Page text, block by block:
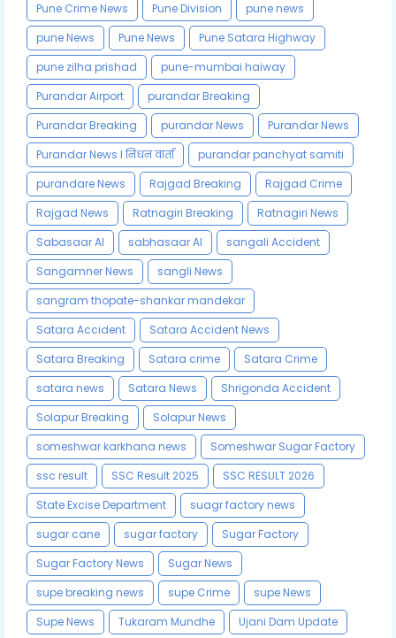
Pune Crime News
Pune Division
pune news
pune News
Pune News
Pune Satara Highway
pune zilha prishad
pune-mumbai haiway
Purandar Airport
purandar Breaking
Purandar Breaking
purandar News
Purandar News
Purandar News l निधन वार्ता
purandar panchyat samiti
purandare News
Rajgad Breaking
Rajgad Crime
Rajgad News
Ratnagiri Breaking
Ratnagiri News
Sabasaar AI
sabhasaar AI
sangali Accident
Sangamner News
sangli News
sangram thopate-shankar mandekar
Satara Accident
Satara Accident News
Satara Breaking
Satara crime
Satara Crime
satara news
Satara News
Shrigonda Accident
Solapur Breaking
Solapur News
someshwar karkhana news
Someshwar Sugar Factory
ssc result
SSC Result 2025
SSC RESULT 2026
State Excise Department
suagr factory news
sugar cane
sugar factory
Sugar Factory
Sugar Factory News
Sugar News
supe breaking news
supe Crime
supe News
Supe News
Tukaram Mundhe Ujani Dam Update